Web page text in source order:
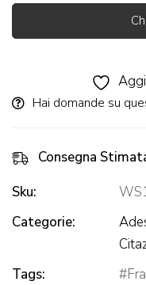
Hai domande su
Consegna
Sku:
Categorie:
Tags: